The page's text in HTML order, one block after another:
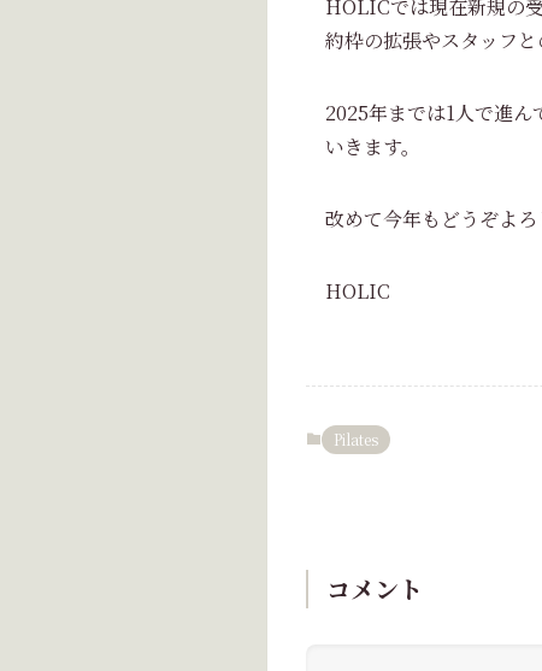
HOLICでは現在新規の
約枠の拡張やスタッフと
2025年までは1人で進
いきます。
改めて今年もどうぞよろ
HOLIC
Pilates
コメント